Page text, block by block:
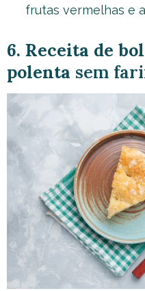
frutas vermelhas e
6. Receita de
polenta sem